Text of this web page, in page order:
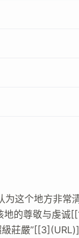
这个地方非常
地的尊敬与虔
莊嚴